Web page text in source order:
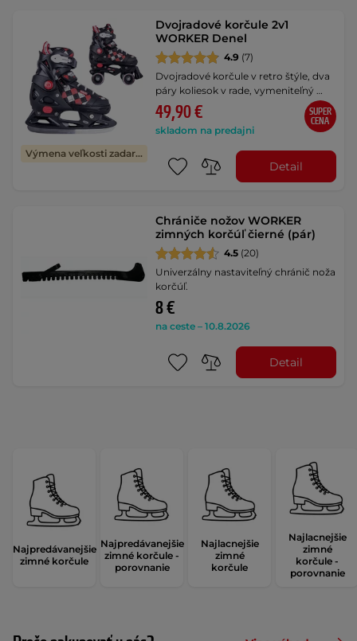
Výmena veľkosti zadarmo
Dvojradové korčule 2v1
WORKER Denel
4.9 (7)
Dvojradové korčule v retro štýle, dva
páry koliesok v rade, vymeniteľný …
49,90 €
skladom na predajni
SUPER
CENA
Detail
Chrániče nožov WORKER
zimných korčúľ čierné (pár)
4.5 (20)
Univerzálny nastaviteľný chránič noža
korčúľ.
8 €
na ceste – 10.8.2026
Detail
Najpredávanejšie
zimné korčule
Najpredávanejšie
zimné korčule -
porovnanie
Najlacnejšie
zimné
korčule
Najlacnejšie
zimné
korčule -
porovnanie